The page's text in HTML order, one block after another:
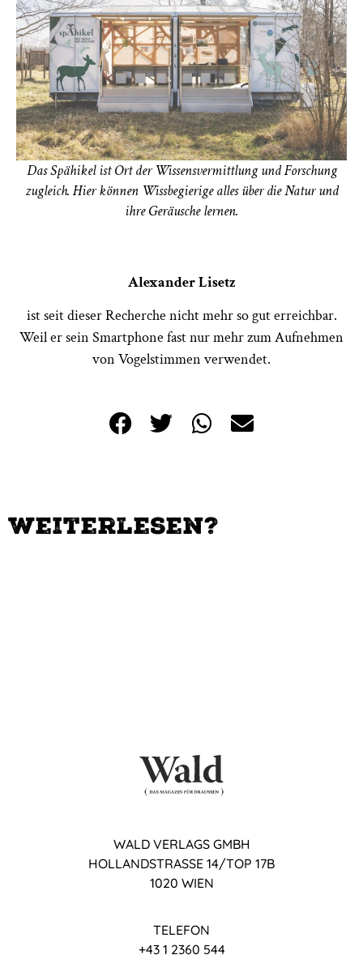
Das Spähikel ist Ort der Wissensvermittlung und Forschung
zugleich. Hier können Wissbegierige alles über die Natur und
ihre Geräusche lernen.
Alexander Lisetz
ist seit dieser Recherche nicht mehr so gut erreichbar.
Weil er sein Smartphone fast nur mehr zum Aufnehmen
von Vogelstimmen verwendet.
Weiterlesen?
WALD VERLAGS GMBH
HOLLANDSTRASSE 14/TOP 17B
1020 WIEN
TELEFON
+43 1 2360 544